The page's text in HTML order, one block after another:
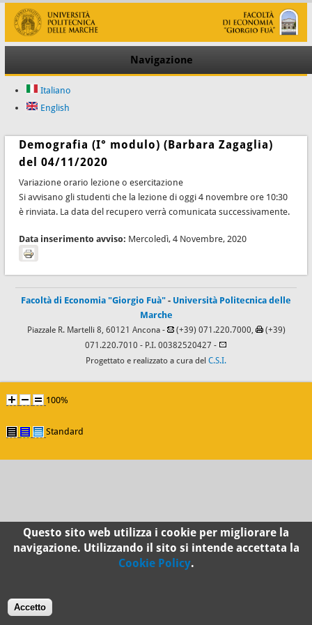
Navigazione
Italiano
English
Demografia (I° modulo) (Barbara Zagaglia)
del 04/11/2020
Variazione orario lezione o esercitazione
Si avvisano gli studenti che la lezione di oggi 4 novembre ore 10:30
è rinviata. La data del recupero verrà comunicata successivamente.
Data inserimento avviso: Mercoledì, 4 Novembre, 2020
Facoltà di Economia "Giorgio Fuà" - Università Politecnica delle
Marche
Piazzale R. Martelli 8, 60121 Ancona - (+39) 071.220.7000,
(+39)
071.220.7010 - P.I. 00382520427 -
Progettato e realizzato a cura del C.S.I.
100%
Standard
Questo sito web utilizza i cookie per migliorare la
navigazione. Utilizzando il sito si intende accettata la
Cookie Policy.
Accetto